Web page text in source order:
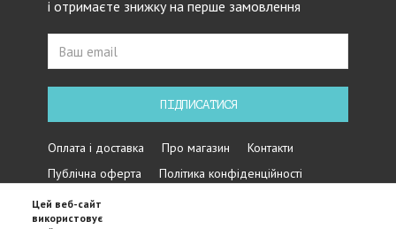
і отримаєте знижку на перше замовлення
ПІДПИСАТИСЯ
Оплата і доставка Про магазин
Контакти
Публічна оферта
Політика конфіденційності
Цей веб-сайт
використовує